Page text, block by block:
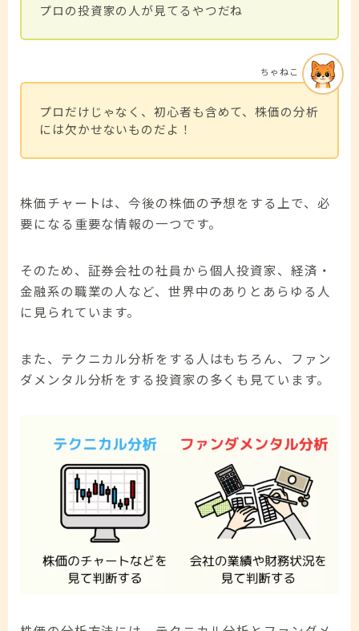
プロの投資家の人が見てるやつだね
プロだけじゃなく、初心者も含めて、株価の分析
には欠かせないものだよ！
ちゃねこ
株価チャートは、今後の株価の予想をする上で、必
要になる重要な情報の一つです。
そのため、証券会社の社員から個人投資家、経済・
金融系の職業の人など、世界中のありとあらゆる人
に見られています。
また、テクニカル分析をする人はもちろん、ファン
ダメンタル分析をする投資家の多くも見ています。